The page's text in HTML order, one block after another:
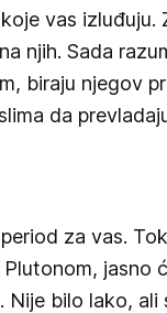
vas izluđuju.
njih. Sada
biraju njegov
da
za vas.
jasno
Nije bilo lako,